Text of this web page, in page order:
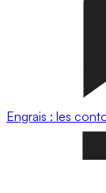
Engrais : les